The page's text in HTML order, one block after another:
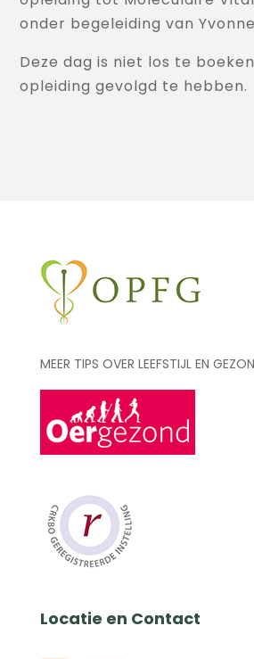
onder begeleiding van
Deze dag is niet los te
opleiding gevolgd te hebben.
MEER TIPS OVER LEEFSTIJL EN
Locatie en Contact